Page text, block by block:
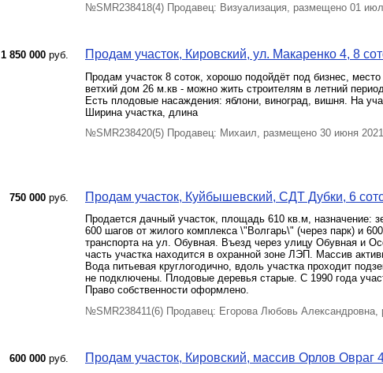
№SMR238418(4) Продавец: Визуализация, размещено 01
1 850 000 руб. Продам участок, Кировский, ул. Макаренко 4, 8
Продам участок 8 соток, хорошо подойдёт под бизнес,
ветхий дом 26 м.кв - можно жить строителям в летний
Есть плодовые насаждения: яблони, виноград, вишня. На
Ширина участка, длина
№SMR238420(5) Продавец: Михаил, размещено 30 июня 2021
750 000 руб. Продам участок, Куйбышевский, СДТ Дубки, 6
Продается дачный участок, площадь 610 кв.м, назначение:
600 шагов от жилого комплекса \"Волгарь\" (через парк) и
транспорта на ул. Обувная. Въезд через улицу Обувная и
часть участка находится в охранной зоне ЛЭП. Массив
Вода питьевая круглогодично, вдоль участка проходит
не подключены. Плодовые деревья старые. С 1990 года
Право собственности оформлено.
№SMR238411(6) Продавец: Егорова Любовь Александровна,
600 000 руб. Продам участок, Кировский, массив Орлов Овраг